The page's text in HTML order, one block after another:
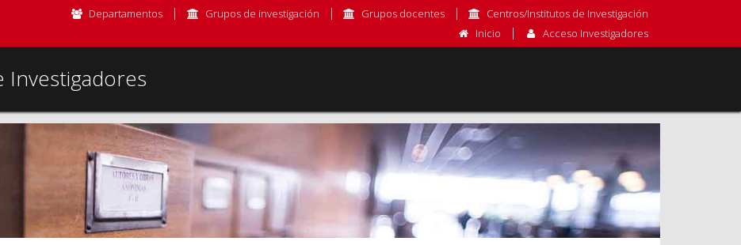
Departamentos Grupos de investigación Grupos docentes
Centros/Institutos de Investigación
Inicio
Acceso Investigadores
Investigadores